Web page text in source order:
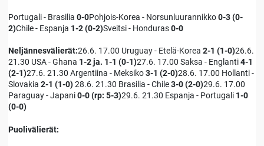
Portugali - Brasilia 0-0Pohjois-Korea - Norsunluurannikko0-3 (0-
2)Chile - Espanja 1-2 (0-2)Sveitsi - Honduras0-0
Neljännesvälierät:26.6. 17.00 Uruguay - Etelä-Korea 2-1 (1-0)26.6.
21.30 USA - Ghana 1-2 ja. 1-1 (0-1)27.6. 17.00 Saksa - Englanti4-1
(2-1)27.6. 21.30 Argentiina - Meksiko3-1 (2-0)28.6. 17.00 Hollanti -
Slovakia 2-1 (1-0)28.6. 21.30 Brasilia - Chile3-0 (2-0)29.6. 17.00
Paraguay - Japani0-0 (rp: 5-3)29.6. 21.30 Espanja - Portugali 1-0
(0-0)
Puolivälierät: